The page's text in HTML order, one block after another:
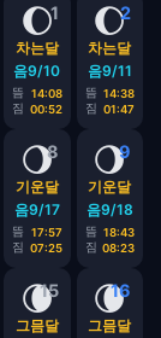
1
🌔
차는달
음9/10
뜸
14:08
짐 00:52
2
🌔
차는달
음9/11
뜸 14:38
짐 01:47
8
🌖
기운달
음9/17
뜸
17:57
짐 07:25
9
🌖
기운달
음9/18
뜸 18:43
짐 08:23
15
🌘
그믐달
16
🌘
그믐달